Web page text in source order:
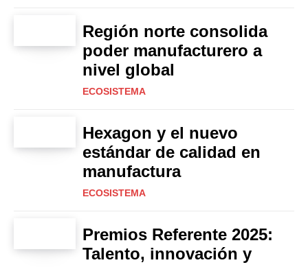
Región norte consolida
poder manufacturero a
nivel global
ECOSISTEMA
Hexagon y el nuevo
estándar de calidad en
manufactura
ECOSISTEMA
Premios Referente 2025:
Talento, innovación y